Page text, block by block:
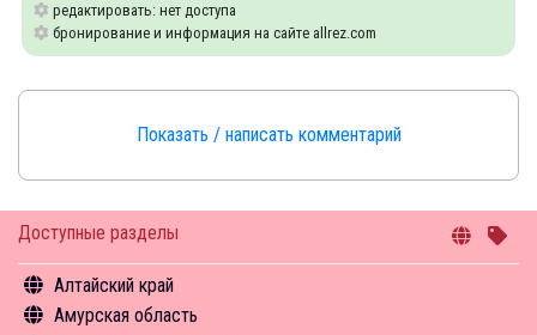
Доступные разделы
Алтайский край
Общая информация
Амурская область
редактировать: нет доступа
бронирование и информация на сайте allrez.com
Показать / написать комментарий